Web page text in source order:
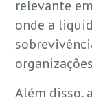
relevante
onde a
Além disso,